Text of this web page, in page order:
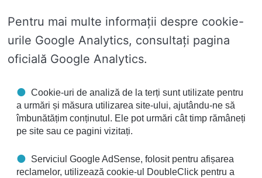
Pentru mai multe informații despre cookie-
urile Google Analytics, consultați pagina
oficială Google Analytics.
Cookie-uri de analiză de la terți sunt utilizate pentru
a urmări și măsura utilizarea site-ului, ajutându-ne să
îmbunătățim conținutul. Ele pot urmări cât timp rămâneți
pe site sau ce pagini vizitați.
Serviciul Google AdSense, folosit pentru afișarea
reclamelor, utilizează cookie-ul DoubleClick pentru a